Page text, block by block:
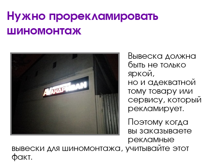
Нужно прорекламировать
шиномонтаж
Вывеска должна
быть не только
яркой,
но и адекватной
тому товару или
сервису, который
рекламирует.
Поэтому когда
вы заказываете
рекламные
вывески для шиномонтажа, учитывайте этот
факт.